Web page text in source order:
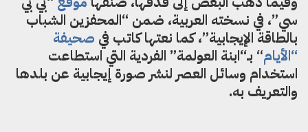
سي”، في نسخته العربية، ضمن “المحفزين الشباب
بالطاقة الإيجابية”، كما نعتها كاتب في صحيفة
“الأيام“ بـ“ابنة العولمة” الفردية التياستطاعت
استخدام وسائل العصر لنشر صورةإيجابية عن بلدها
والتعريف به.